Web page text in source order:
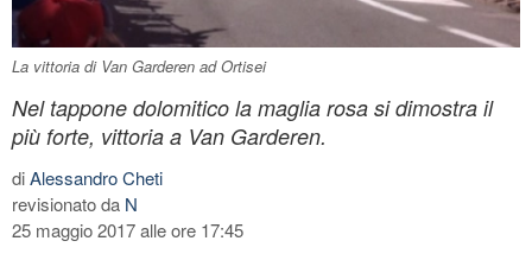
La vittoria di Van Garderen ad Ortisei
Nel tappone dolomitico la maglia rosa si dimostra il
più forte, vittoria a Van Garderen.
diAlessandro Cheti
revisionato da N
25 maggio 2017 alle ore 17:45